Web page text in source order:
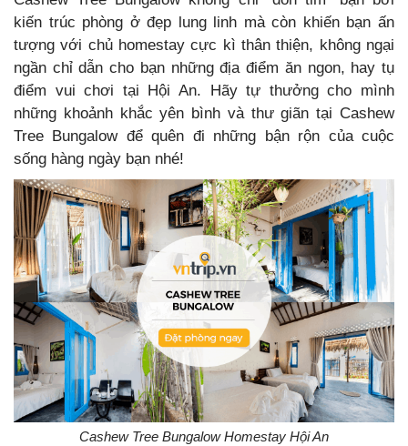
kiến trúc phòng ở đẹp lung linh mà còn khiến bạn ấn
tượng với chủ homestay cực kì thân thiện, không ngại
ngần chỉ dẫn cho bạn những địa điểm ăn ngon, hay tụ
điểm vui chơi tại Hội An.
Hãy tự thưởng cho mình
những khoảnh khắc yên bình và thư giãn tại Cashew
Tree Bungalow để quên đi những bận rộn của cuộc
sống hàng ngày bạn nhé!
Cashew Tree Bungalow Homestay Hội An